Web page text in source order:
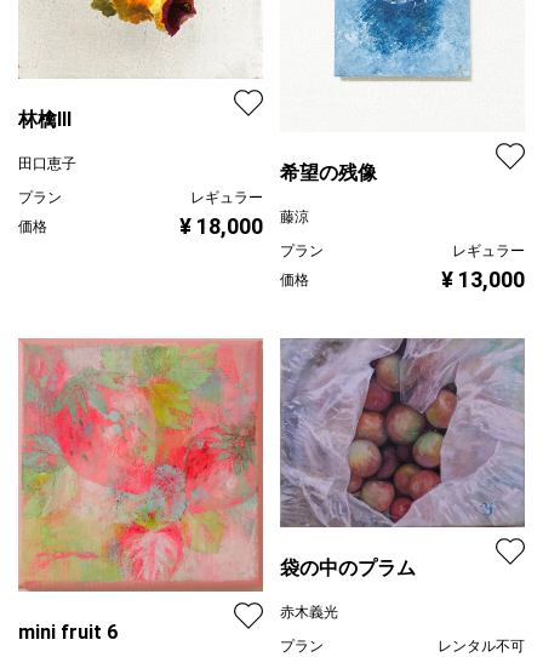
林檎Ⅲ
田口恵子
プラン
レギュラー
価格
¥ 18,000
希望の残像
藤涼
プラン
レギュラー
価格
¥ 13,000
mini fruit 6
袋の中のプラム
赤木義光
プラン
レンタル不可